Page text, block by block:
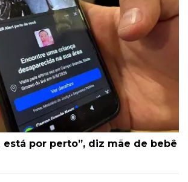
está por perto”, diz mãe de bebê